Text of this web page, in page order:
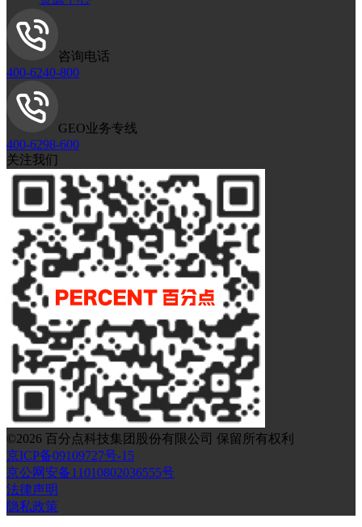
咨询电话
400-6240-800
GEO业务专线
400-6298-600
关注我们
©2026 百分点科技集团股份有限公司 保留所有权利
京ICP备09109727号-15
京公网安备11010802036555号
法律声明
隐私政策